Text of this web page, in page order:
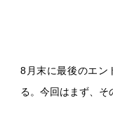
8月末に最後のエン
る。今回はまず、そ